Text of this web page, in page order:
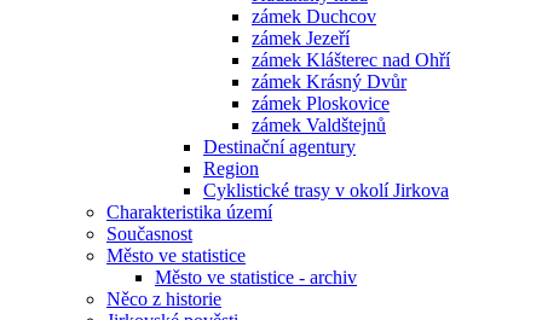
zámek Duchcov
zámek Jezeří
zámek Klášterec nad Ohří
zámek Krásný Dvůr
zámek Ploskovice
zámek Valdštejnů
Destinační agentury
Region
Cyklistické trasy v okolí Jirkova
Charakteristika území
Současnost
Město ve statistice
Město ve statistice - archiv
Něco z historie